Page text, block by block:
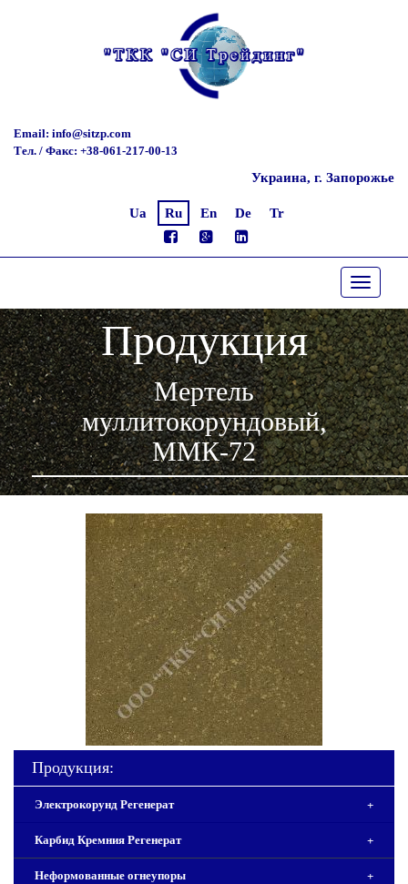
Email: info@sitzp.com
Тел. / Факс: +38-061-217-00-13
Украина, г. Запорожье
Ua Ru En De Tr
Toggle
Продукция
Мертель
муллитокорундовый,
ММК-72
Продукция:
+
Электрокорунд Регенерат
+
Карбид Кремния Регенерат
+
Неформованные огнеупоры